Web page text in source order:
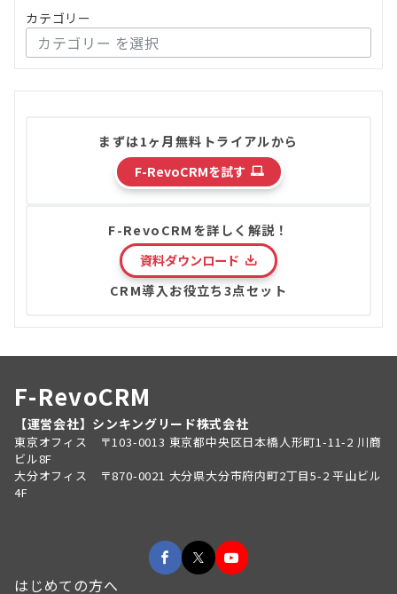
カテゴリー
まずは1ヶ月無料トライアルから
F-RevoCRMを試す
F-RevoCRMを詳しく解説！
資料ダウンロード
CRM導入お役立ち3点セット
F-RevoCRM
【運営会社】シンキングリード株式会社
東京オフィス 〒103-0013 東京都中央区日本橋人形町1-11-2 川商
ビル8F
大分オフィス 〒870-0021 大分県大分市府内町2丁目5-2 平山ビル
4F
はじめての方へ